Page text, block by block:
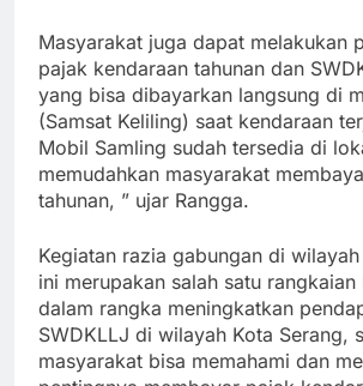
Masyarakat juga dapat melakukan
pajak kendaraan tahunan dan
yang bisa dibayarkan langsung di
(Samsat Keliling) saat kendaraan
Mobil Samling sudah tersedia di
memudahkan masyarakat
tahunan, ” ujar Rangga.
Kegiatan razia gabungan di
ini merupakan salah satu rangkaian
dalam rangka meningkatkan
SWDKLLJ di wilayah Kota Serang,
masyarakat bisa memahami dan